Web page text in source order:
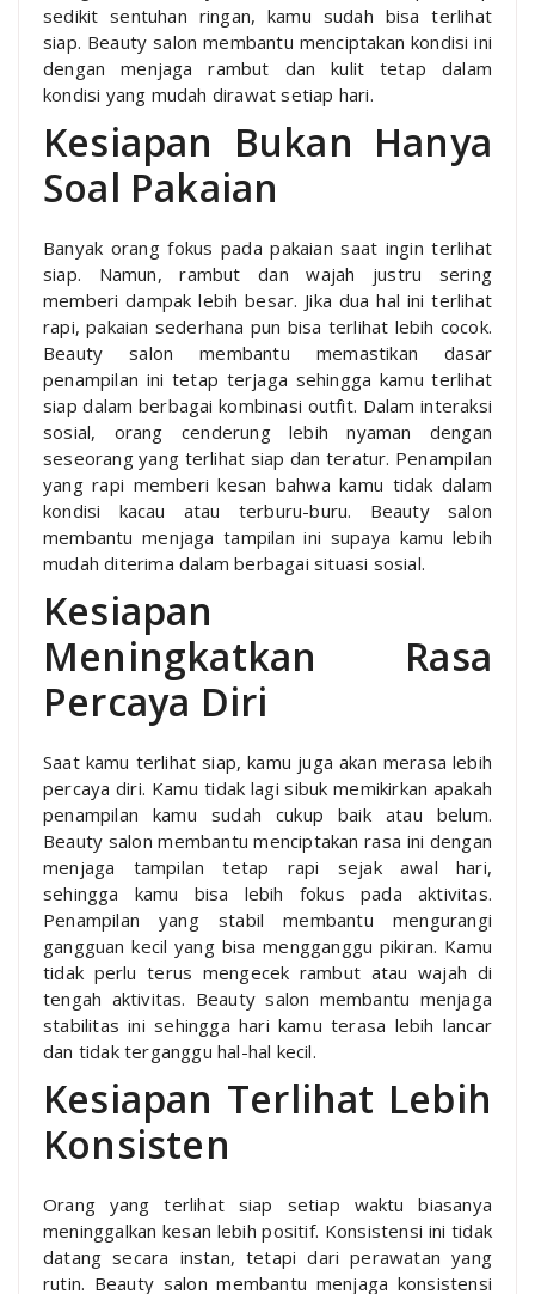
sedikit sentuhan ringan, kamu sudah bisa terlihat
siap. Beauty salon membantu menciptakan kondisi ini
dengan menjaga rambut dan kulit tetap dalam
kondisi yang mudah dirawat setiap hari.
Kesiapan Bukan Hanya
Soal Pakaian
Banyak orang fokus pada pakaian saat ingin terlihat
siap. Namun, rambut dan wajah justru sering
memberi dampak lebih besar. Jika dua hal ini terlihat
rapi, pakaian sederhana pun bisa terlihat lebih cocok.
Beauty salon membantu memastikan dasar
penampilan ini tetap terjaga sehingga kamu terlihat
siap dalam berbagai kombinasi outfit. Dalam interaksi
sosial, orang cenderung lebih nyaman dengan
seseorang yang terlihat siap dan teratur. Penampilan
yang rapi memberi kesan bahwa kamu tidak dalam
kondisi kacau atau terburu-buru. Beauty salon
membantu menjaga tampilan ini supaya kamu lebih
mudah diterima dalam berbagai situasi sosial.
Kesiapan
Meningkatkan Rasa
Percaya Diri
Saat kamu terlihat siap, kamu juga akan merasa lebih
percaya diri. Kamu tidak lagi sibuk memikirkan apakah
penampilan kamu sudah cukup baik atau belum.
Beauty salon membantu menciptakan rasa ini dengan
menjaga tampilan tetap rapi sejak awal hari,
sehingga kamu bisa lebih fokus pada aktivitas.
Penampilan yang stabil membantu mengurangi
gangguan kecil yang bisa mengganggu pikiran. Kamu
tidak perlu terus mengecek rambut atau wajah di
tengah aktivitas. Beauty salon membantu menjaga
stabilitas ini sehingga hari kamu terasa lebih lancar
dan tidak terganggu hal-hal kecil.
Kesiapan Terlihat Lebih
Konsisten
Orang yang terlihat siap setiap waktu biasanya
meninggalkan kesan lebih positif. Konsistensi ini tidak
datang secara instan, tetapi dari perawatan yang
rutin. Beauty salon membantu menjaga konsistensi